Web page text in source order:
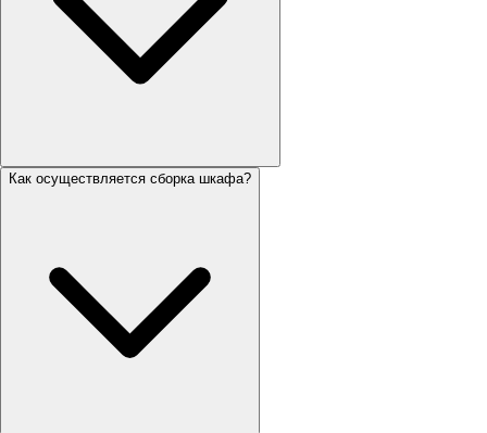
Как осуществляется сборка шкафа?